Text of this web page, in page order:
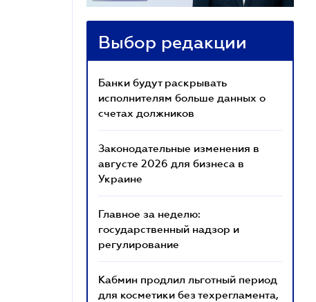
Выбор редакции
Банки будут раскрывать
исполнителям больше данных о
счетах должников
Законодательные изменения в
августе 2026 для бизнеса в
Украине
Главное за неделю:
государственный надзор и
регулирование
Кабмин продлил льготный период
для косметики без техрегламента,